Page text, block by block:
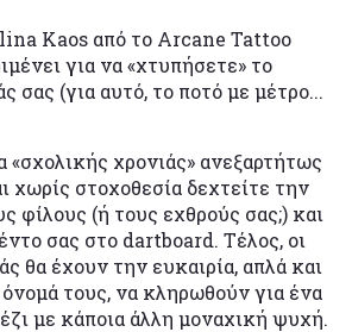
Kaos από το Arcane Tattoo
για να «χτυπήσετε» το
σας (για αυτό, το ποτό με μέτρο...
«σχολικής χρονιάς» ανεξαρτήτως
χωρίς στοχοθεσία δεχτείτε την
φίλους (ή τους εχθρούς σας;) και
σας στο dartboard. Τέλος, οι
θα έχουν την ευκαιρία, απλά και
τους, να κληρωθούν για ένα
με κάποια άλλη μοναχική ψυχή.